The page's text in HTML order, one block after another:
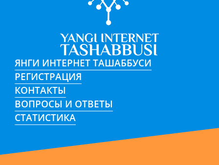
ЯНГИ ИНТЕРНЕТ ТАШАББУСИ
РЕГИСТРАЦИЯ
КОНТАКТЫ
ВОПРОСЫ И ОТВЕТЫ
СТАТИСТИКА